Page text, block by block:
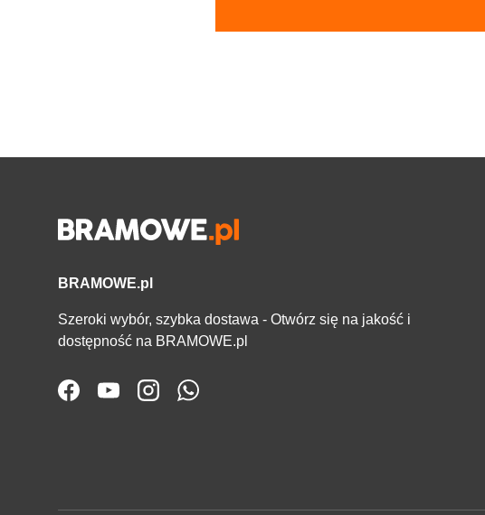
BRAMOWE.pl
Szeroki wybór, szybka dostawa - Otwórz się na jakość i
dostępność na BRAMOWE.pl
FacebookYouTubeInstagramWhatsApp